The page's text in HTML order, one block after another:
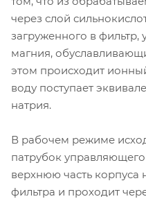
через слой
загруженного в
магния,
этом происходит
воду поступает
натрия.
В рабочем режиме
патрубок
верхнюю часть корпуса
фильтра и проходит